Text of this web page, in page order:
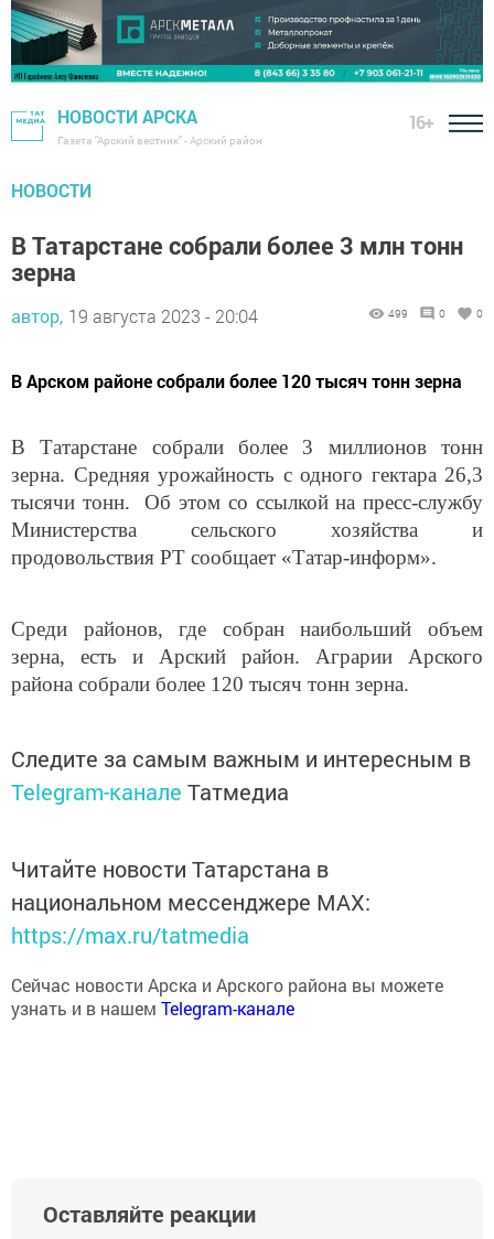
НОВОСТИ АРСКА
Газета "Арский вестник" - Арский район
16+
НОВОСТИ
В Татарстане собрали более 3 млн тонн
зерна
автор, 19 августа 2023 - 20:04 499 0 0
В Арском районе собрали более 120 тысяч тонн зерна
В Татарстане собрали более 3 миллионов тонн
зерна. Средняя урожайность с одного гектара 26,3
тысячи тонн. Об этом со ссылкой на пресс-службу
Министерства сельского хозяйства и
продовольствия РТ сообщает «Татар-информ».
Среди районов, где собран наибольший объем
зерна, есть и Арский район. Аграрии Арского
района собрали более 120 тысяч тонн зерна.
Следите за самым важным и интересным в
Telegram-канале Татмедиа
Читайте новости Татарстана в
национальном мессенджере MАХ:
https://max.ru/tatmedia
Сейчас новости Арска и Арского района вы можете
узнать и в нашем Telegram-канале
Оставляйте реакции